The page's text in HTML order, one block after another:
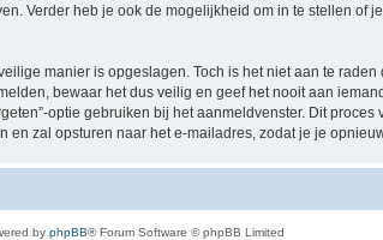
Verder heb je ook de mogelijkheid om in te stellen of
manier is opgeslagen. Toch is het niet aan te
bewaar het dus veilig en geef het nooit aan
optie gebruiken bij het aanmeldvenster. Dit
zal opsturen naar het e-mailadres, zodat je je
by phpBB® Forum Software © phpBB Limited